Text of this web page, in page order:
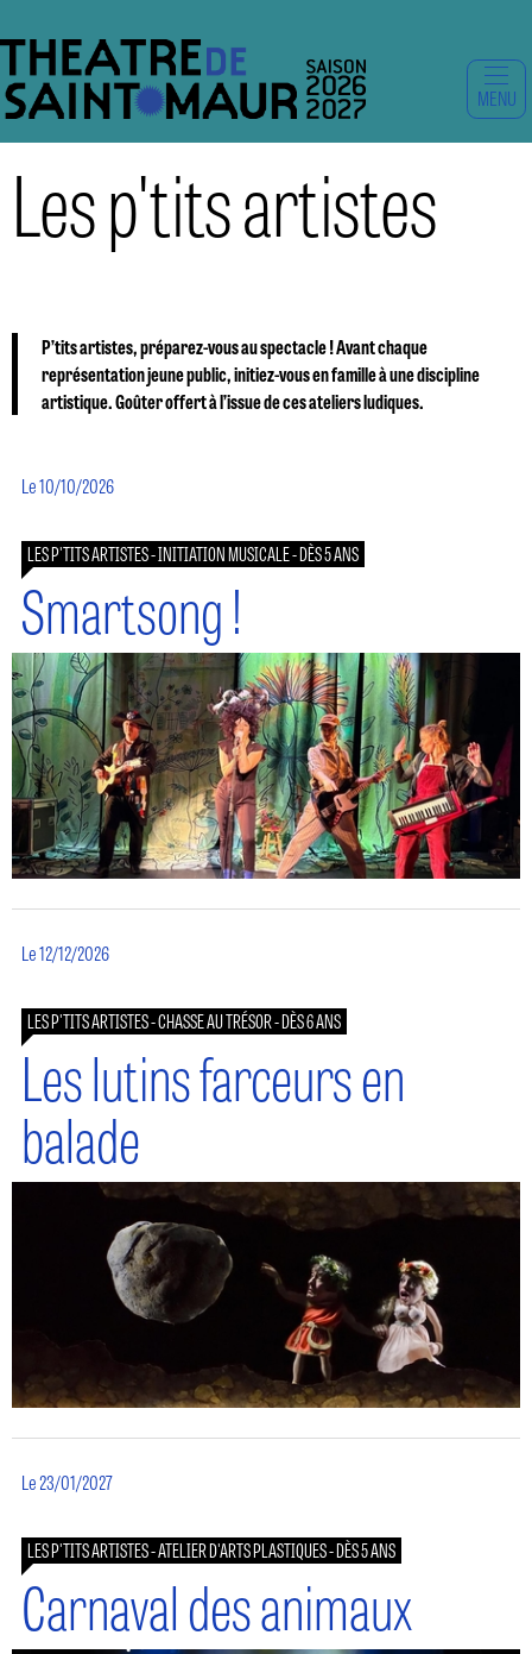
MENU
Les p'tits artistes
P’tits artistes, préparez-vous au spectacle ! Avant chaque
représentation jeune public, initiez-vous en famille à une discipline
artistique. Goûter offert à l’issue de ces ateliers ludiques.
Le 10/10/2026
LES P'TITS ARTISTES - INITIATION MUSICALE - DÈS 5 ANS
Smartsong !
Le 12/12/2026
LES P'TITS ARTISTES - CHASSE AU TRÉSOR - DÈS 6 ANS
Les lutins farceurs en
balade
Le 23/01/2027
LES P'TITS ARTISTES - ATELIER D'ARTS PLASTIQUES - DÈS 5 ANS
Carnaval des animaux